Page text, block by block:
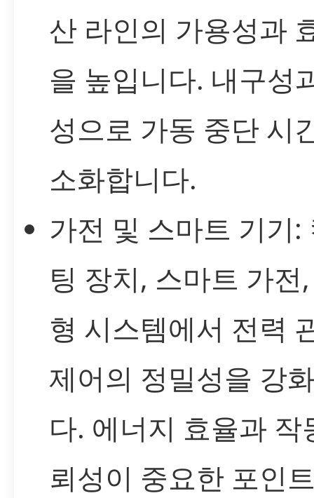
산 라인의 가용성과
을 높입니다. 내구성
성으로 가동 중단 시
소화합니다.
가전 및 스마트 기기:
팅 장치, 스마트 가전
형 시스템에서 전력
제어의 정밀성을 강
다. 에너지 효율과 작
뢰성이 중요한 포인